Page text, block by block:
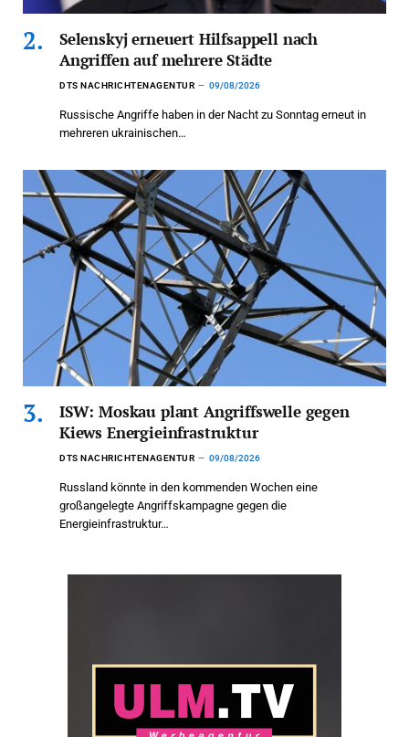
Selenskyj erneuert Hilfsappell nach
Angriffen auf mehrere Städte
DTS NACHRICHTENAGENTUR 09/08/2026
Russische Angriffe haben in der Nacht zu Sonntag erneut in
mehreren ukrainischen…
ISW: Moskau plant Angriffswelle gegen
Kiews Energieinfrastruktur
DTS NACHRICHTENAGENTUR 09/08/2026
Russland könnte in den kommenden Wochen eine
großangelegte Angriffskampagne gegen die
Energieinfrastruktur…